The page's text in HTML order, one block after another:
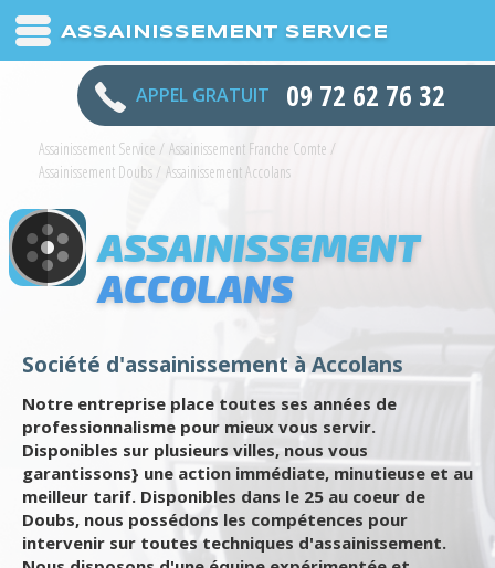
ASSAINISSEMENT SERVICE
APPEL GRATUIT 09 72 62 76 32
Assainissement Service / Assainissement Franche Comte /
Assainissement Doubs/ Assainissement Accolans
ASSAINISSEMENT
ACCOLANS
Société d'assainissement à Accolans
Notre entreprise place toutes ses années de
professionnalisme pour mieux vous servir.
Disponibles sur plusieurs villes, nous vous
garantissons} une action immédiate, minutieuse et au
meilleur tarif. Disponibles dans le 25 au coeur de
Doubs, nous possédons les compétences pour
intervenir sur toutes techniques d'assainissement.